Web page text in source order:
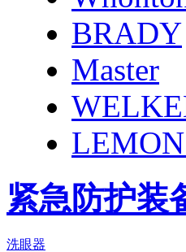
BRADY
Master
紧急防护装
洗眼器